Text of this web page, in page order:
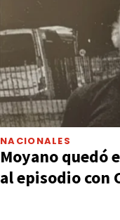
NACIONALES
Moyano quedó
al episodio con